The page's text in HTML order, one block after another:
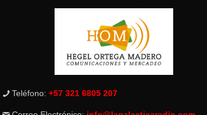
Teléfono:+57 321 6805 207